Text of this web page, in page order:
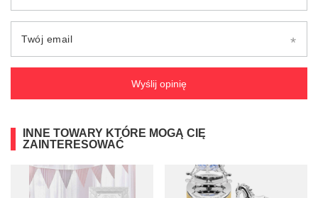
Twój email
Wyślij opinię
INNE TOWARY KTÓRE MOGĄ CIĘ
ZAINTERESOWAĆ